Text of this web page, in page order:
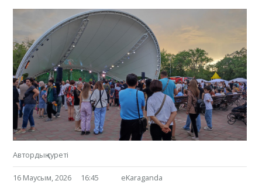
Автордың суреті
16 Маусым, 2026 16:45 eKaraganda